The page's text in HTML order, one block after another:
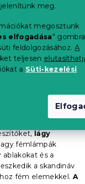
meg.
megosztunk
elfogadása” gombra
feldolgozásához. A
teljesen
a Süti-kezelési
lágy
fémlámpák
és a
a skandináv
fém elemekkel. A